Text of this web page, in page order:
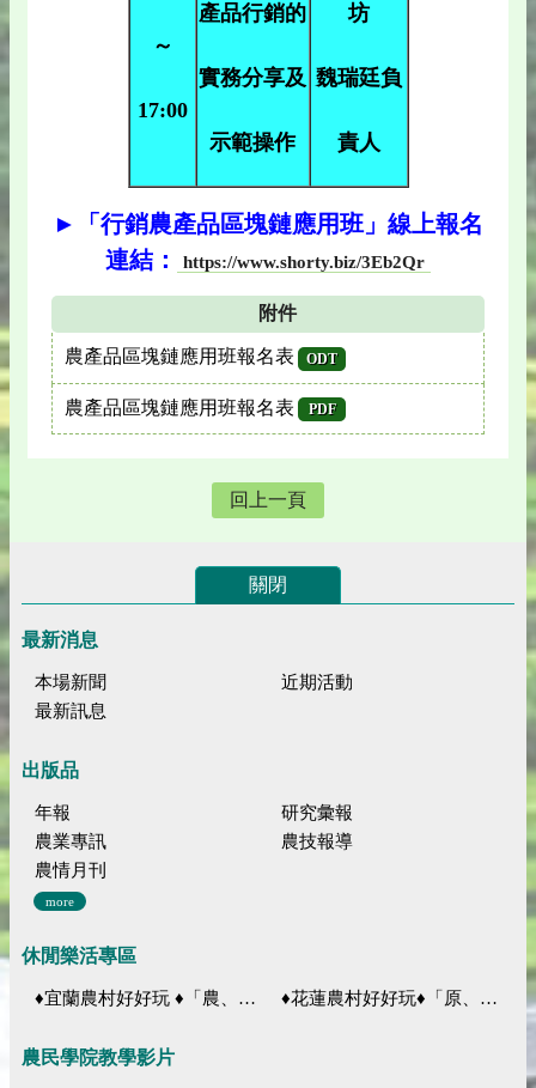
～
17:00
產品行銷的
實務分享及
示範操作
坊
魏瑞廷負
責人
►「行銷農產品區塊鏈應用班」線上報名
連結：
https://www.shorty.biz/3Eb2Qr
附件
農產品區塊鏈應用班報名表 ODT
農產品區塊鏈應用班報名表 PDF
回上一頁
關閉
最新消息
本場新聞
近期活動
最新訊息
出版品
年報
研究彙報
農業專訊
農技報導
農情月刊
more
休閒樂活專區
♦宜蘭農村好好玩 ♦「農、藝、山、水」四條遊程推薦 ♦花蓮農村好好玩♦「原、生、慢、活」四條遊程推薦
農民學院教學影片